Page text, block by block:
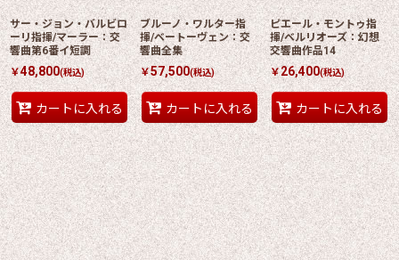
サー・ジョン・バルビロ
ーリ指揮/マーラー：交
響曲第6番イ短調
￥48,800(税込)
カートに入れる
ブルーノ・ワルター指
揮/ベートーヴェン：交
響曲全集
￥57,500(税込)
カートに入れる
ピエール・モントゥ指
揮/ベルリオーズ：幻想
交響曲作品14
￥26,400(税込)
カートに入れる